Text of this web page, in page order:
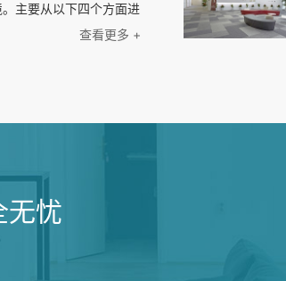
主要从以下四个方面进
择合适的装修材料；
查看更多 +
无忧